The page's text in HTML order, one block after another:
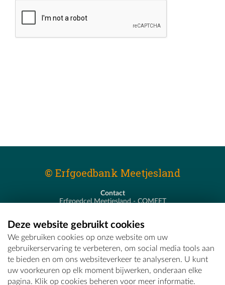
© Erfgoedbank Meetjesland
Contact
Erfgoedcel Meetjesland - COMEET
T - 09 373 75 96
E -erfgoedcel@comeet.be
Deze website gebruikt cookies
We gebruiken cookies op onze website om uw
gebruikerservaring te verbeteren, om social media tools aan
te bieden en om ons websiteverkeer te analyseren. U kunt
uw voorkeuren op elk moment bijwerken, onderaan elke
pagina. Klik op cookies beheren voor meer informatie.